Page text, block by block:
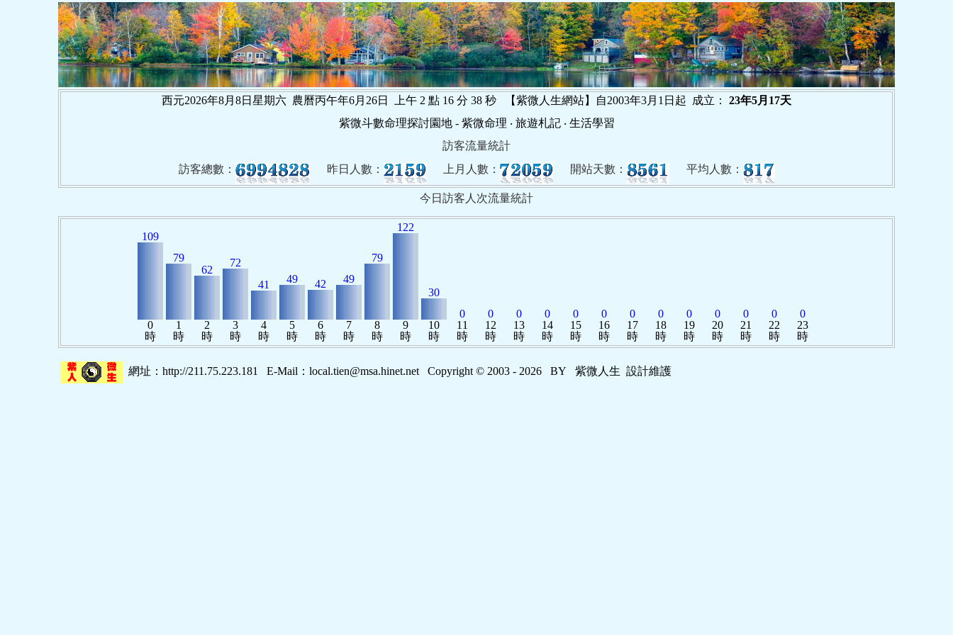
西元2026年8月8日星期六 農曆丙午年6月26日 上午 2 點 16 分 39 秒 【紫微人生網站】自2003年3月1日起 成立： 23年5月17天
紫微斗數命理探討園地 - 紫微命理 ‧ 旅遊札記 ‧ 生活學習
訪客流量統計
訪客總數：
昨日人數： 上月人數： 開站天數： 平均人數：
今日訪客人次流量統計
109
0
時
79
1
時
62
2
時
72
3
時
41
4
時
49
5
時
42
6
時
49
7
時
79
8
時
122
9
時
30
10
時
0
11
時
0
12
時
0
13
時
0
14
時
0
15
時
0
16
時
0
17
時
0
18
時
0
19
時
0
20
時
0
21
時
0
22
時
0
23
時
網址：http://211.75.223.181 E-Mail： local.tien@msa.hinet.net Copyright © 2003 - 2026 BY 紫微人生 設計維護